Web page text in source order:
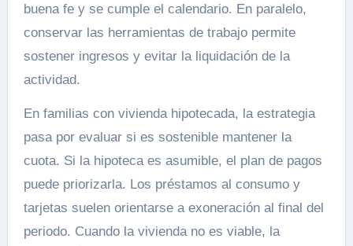
buena fe y se cumple el calendario. En paralelo,
conservar las herramientas de trabajo permite
sostener ingresos y evitar la liquidación de la
actividad.
En familias con vivienda hipotecada, la estrategia
pasa por evaluar si es sostenible mantener la
cuota. Si la hipoteca es asumible, el plan de pagos
puede priorizarla. Los préstamos al consumo y
tarjetas suelen orientarse a exoneración al final del
periodo. Cuando la vivienda no es viable, la